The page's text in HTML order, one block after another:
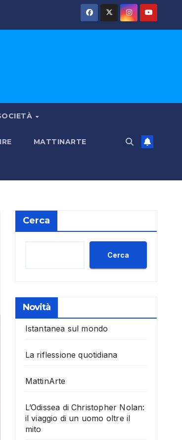
MATTINARTE
Cerca
Cerca
Novità
Istantanea sul mondo
La riflessione quotidiana
MattinArte
L’Odissea di Christopher Nolan:
il viaggio di un uomo oltre il
mito